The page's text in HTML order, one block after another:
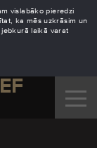
vislabāko pieredzi
ka mēs uzkrāsim un
jebkurā laikā varat